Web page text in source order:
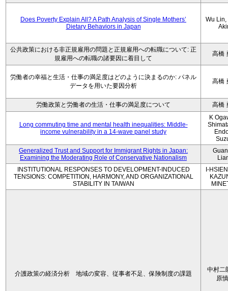
Does Poverty Explain All? A Path Analysis of Single Mothers’
Dietary Behaviors in Japan
Wu Lin,
公共政策における非正規雇用の問題と正規雇用への転職について: 正
規雇用への転職の諸要因に着目して
高橋
労働者の幸福と生活・仕事の満足度はどのように決まるのか: パネル
データを用いた要因分析
高橋
労働政策と労働者の生活・仕事の満足度について 高橋
Long commuting time and mental health inequalities: Middle-
income vulnerability in a 14-wave panel study
K
Generalized Trust and Support for Immigrant Rights in Japan:
Examining the Moderating Role of Conservative Nationalism
INSTITUTIONAL RESPONSES TO DEVELOPMENT-INDUCED
TENSIONS: COMPETITION, HARMONY, AND ORGANIZATIONAL
STABILITY IN TAIWAN
I-
介護政策の経済分析 地域の変容、従事者不足、保険制度の課題
中村二
原